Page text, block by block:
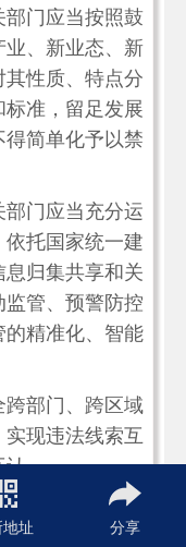
门应当按照鼓
业、新业态、新
性质、特点分
准，留足发展
简单化予以禁
门应当充分运
托国家统一建
归集共享和关
管、预警防控
的精准化、智能
部门、跨区域
现违法线索互
认。
执法资源，在
精简执法队
址 分享